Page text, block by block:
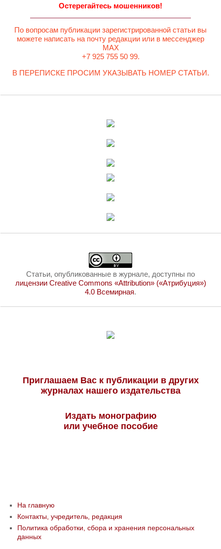
Остерегайтесь мошенников!
По вопросам публикации зарегистрированной статьи вы
можете написать на почту редакции или в мессенджер
MAX
+7 925 755 50 99.
В ПЕРЕПИСКЕ ПРОСИМ УКАЗЫВАТЬ НОМЕР СТАТЬИ.
Статьи, опубликованные в журнале, доступны по
лицензии Creative Commons «Attribution» («Атрибуция»)
4.0 Всемирная.
Приглашаем Вас к публикации в других
журналах нашего издательства
Издать монографию
или учебное пособие
На главную
Контакты, учредитель, редакция
Политика обработки, сбора и хранения персональных
данных